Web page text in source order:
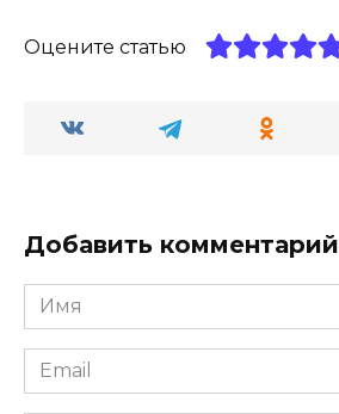
Оцените статью
Добавить комментарий
Имя
*
Email
*